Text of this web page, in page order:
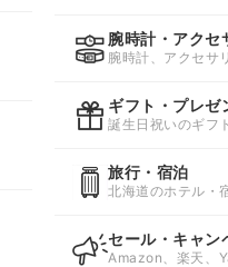
腕時計・アクセ
腕時計、アクセサ
ギフト・プレゼ
誕生日祝いのギフ
旅行・宿泊
北海道のホテル・
セール・キャン
Amazon、楽天、